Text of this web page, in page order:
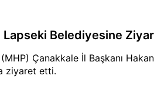
Lapseki Belediyesine
Çanakkale İl Başkanı
ziyaret etti.